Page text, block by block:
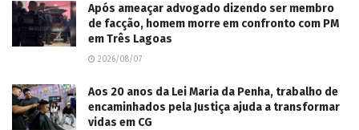
Após ameaçar advogado dizendo ser membro
de facção, homem morre em confronto com PM
em Três Lagoas
2026/08/07
Aos 20 anos da Lei Maria da Penha, trabalho de
encaminhados pela Justiça ajuda a transformar
vidas em CG